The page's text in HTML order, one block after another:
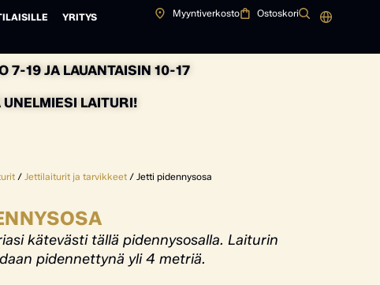
YRITYS
Myyntiverkosto Ostoskori
7-19 JA LAUANTAISIN 10-17
LAITURI!
/Jettilaiturit ja tarvikkeet / Jetti pidennysosa
kätevästi tällä pidennysosalla. Laiturin
pidennettynä yli 4 metriä.